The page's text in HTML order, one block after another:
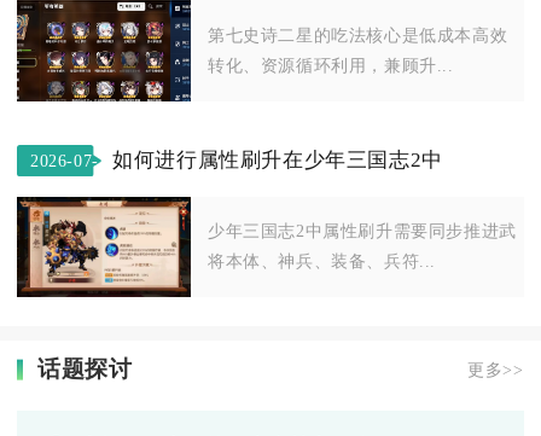
第七史诗二星的吃法核心是低成本高效
转化、资源循环利用，兼顾升...
2026-07-
如何进行属性刷升在少年三国志2中
少年三国志2中属性刷升需要同步推进武
将本体、神兵、装备、兵符...
话题探讨 更多>>